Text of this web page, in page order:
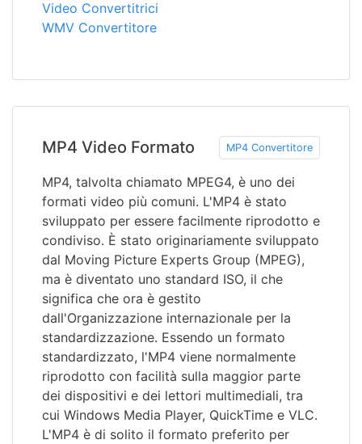
Video Convertitrici
WMV Convertitore
MP4 Video Formato MP4 Convertitore
MP4, talvolta chiamato MPEG4, è uno dei
formati video più comuni. L'MP4 è stato
sviluppato per essere facilmente riprodotto e
condiviso. È stato originariamente sviluppato
dal Moving Picture Experts Group (MPEG),
ma è diventato uno standard ISO, il che
significa che ora è gestito
dall'Organizzazione internazionale per la
standardizzazione. Essendo un formato
standardizzato, l'MP4 viene normalmente
riprodotto con facilità sulla maggior parte
dei dispositivi e dei lettori multimediali, tra
cui Windows Media Player, QuickTime e VLC.
L'MP4 è di solito il formato preferito per